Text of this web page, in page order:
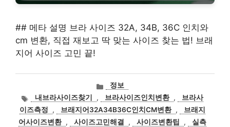
## 메타 설명 브라 사이즈 32A, 34B, 36C 인치와
cm 변환, 직접 재보고 딱 맞는 사이즈 찾는 법! 브래
지어 사이즈 고민 끝!
카
테
고
리
정보
태
그
내브라사이즈찾기 , 브라사이즈인치변환 ,
브라사
이즈측정
, 브래지어32A34B36C인치CM변환 ,
브래지
어사이즈변환 , 사이즈고민해결 , 사이즈변환팁 ,
실측